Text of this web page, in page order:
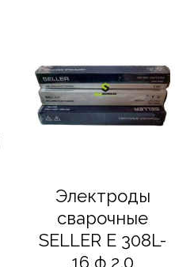
Электроды
сварочные
SELLER E 308L-
16 ф 2,0